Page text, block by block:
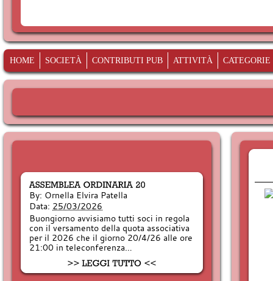
HOME SOCIETÀ CONTRIBUTI PUB ATTIVITÀ CATEGORIE
By: Ornella Elvira Patella
Data: 25/03/2026
Buongiorno avvisiamo tutti soci in regola
con il versamento della quota associativa
per il 2026 che il giorno 20/4/26 alle ore
21:00 in teleconferenza…